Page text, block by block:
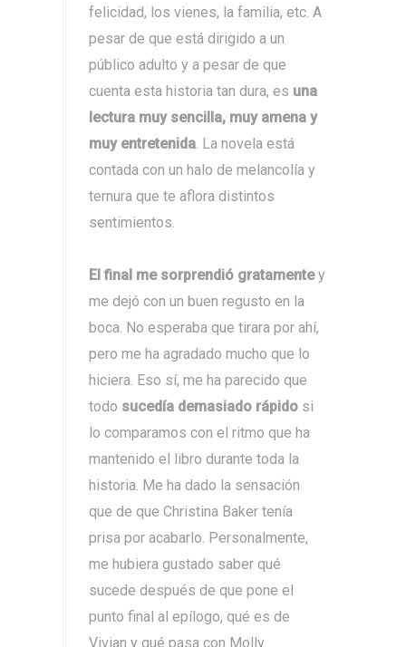
felicidad, los vienes, la familia, etc. A
pesar de que está dirigido a un
público adulto y a pesar de que
cuenta esta historia tan dura, es una
lectura muy sencilla, muy amena y
muy entretenida. La novela está
contada con un halo de melancolía y
ternura que te aflora distintos
sentimientos.
El final me sorprendió gratamentey
me dejó con un buen regusto en la
boca. No esperaba que tirara por ahí,
pero me ha agradado mucho que lo
hiciera. Eso sí, me ha parecido que
todo sucedía demasiado rápido si
lo comparamos con el ritmo que ha
mantenido el libro durante toda la
historia. Me ha dado la sensación
que de que Christina Baker tenía
prisa por acabarlo. Personalmente,
me hubiera gustado saber qué
sucede después de que pone el
punto final al epílogo, qué es de
Vivian y qué pasa con Molly.